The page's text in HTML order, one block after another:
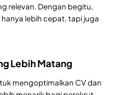
relevan. Dengan begitu,
lebih cepat, tapi juga
Lebih Matang
mengoptimalkan CV dan